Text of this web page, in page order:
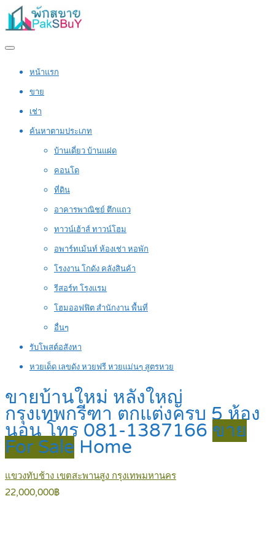
หน้าแรก
ขาย
เช่า
ค้นหาตามประเภท
บ้านเดี่ยว บ้านแฝด
คอนโด
ที่ดิน
อาคารพาณิชย์ ตึกแถว
ทาวน์เฮ้าส์ ทาวน์โฮม
อพาร์ทเม้นท์ ห้องเช่า หอพัก
โรงงาน โกดัง คลังสินค้า
รีสอร์ท โรงแรม
โฮมออฟฟิต สำนักงาน พื้นที่
อื่นๆ
รับโพสต์อสังหา
หวยเด็ด เลขดัง หวยฟรี หวยแม่นๆ สูตรหวย
ขายบ้านใหม่ หลังใหญ่
กรุงเทพกรีฑา ตกแต่งครบ 5 ห้อง
นอน โทร 081-1387166 ขาย
For Sale Home
แขวงทับช้าง เขตสะพานสูง กรุงเทพมหานคร
22,000,000฿